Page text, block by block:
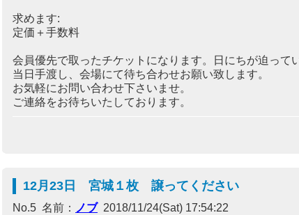
求めます:
定価＋手数料
会員優先で取ったチケットになります。日にちが迫って
当日手渡し、会場にて待ち合わせお願い致します。
お気軽にお問い合わせ下さいませ。
ご連絡をお待ちいたしております。
12月23日 宮城１枚 譲ってください
No.5 名前： ノブ2018/11/24(Sat) 17:54:22